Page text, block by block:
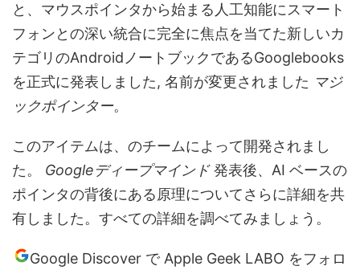
と、マウスポインタから始まる人工知能にスマート
フォンとの深い統合に完全に焦点を当てた新しいカ
テゴリのAndroidノートブックであるGooglebooks
を正式に発表しました, 名前が変更されました マジ
ックポインター。
このアイテムは、のチームによって開発されまし
た。 Googleディープマインド発表後、AI ベースの
ポインタの背後にある原理についてさらに詳細を共
有しました。すべての詳細を調べてみましょう。
Google Discover で Apple Geek LABO をフォロ